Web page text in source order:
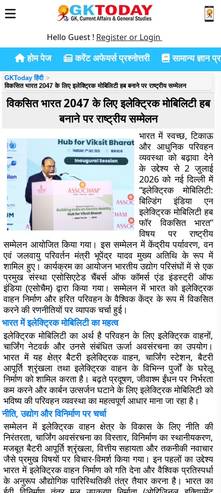
Hello Guest ! Register or Login
होम पेज करेंट अफेयर्स प्रश्नोत्तरी सामान्य ज्ञान
GKToday हिंदी
विकसित भारत 2047 के लिए इलेक्ट्रिक मोबिलिटी हब बनाने पर राष्ट्रीय सम्मेलन
विकसित भारत 2047 के लिए इलेक्ट्रिक मोबिलिटी हब
बनाने पर राष्ट्रीय सम्मेलन
भारत में स्वच्छ, टिकाऊ
और आधुनिक परिवहन
व्यवस्था को बढ़ावा देने
के उद्देश्य से 2 जुलाई
2026 को नई दिल्ली में
“इलेक्ट्रिक मोबिलिटी:
बिल्डिंग इंडिया एन
इलेक्ट्रिक मोबिलिटी हब
फॉर विकसित भारत”
विषय पर राष्ट्रीय
सम्मेलन आयोजित किया गया। इस सम्मेलन में केंद्रीय पर्यावरण, वन
एवं जलवायु परिवर्तन मंत्री भूपेंद्र यादव मुख्य अतिथि के रूप में
शामिल हुए। कार्यक्रम का आयोजन भारतीय उद्योग परिसंघों में से एक
प्रमुख संस्था एसोसिएटेड चैंबर्स ऑफ कॉमर्स एंड इंडस्ट्री ऑफ
इंडिया (एसोचैम) द्वारा किया गया। सम्मेलन में भारत को इलेक्ट्रिक
वाहन निर्माण और हरित परिवहन के वैश्विक केंद्र के रूप में विकसित
करने की रणनीतियों पर व्यापक चर्चा हुई।
भारत में इलेक्ट्रिक मोबिलिटी का महत्व
इलेक्ट्रिक मोबिलिटी का अर्थ है परिवहन के लिए इलेक्ट्रिक वाहनों,
चार्जिंग नेटवर्क और उनसे संबंधित ऊर्जा अवसंरचना का उपयोग।
भारत में यह क्षेत्र बैटरी इलेक्ट्रिक वाहन, चार्जिंग स्टेशन, बैटरी
आपूर्ति श्रृंखला तथा इलेक्ट्रिक वाहन के विभिन्न पुर्जों के घरेलू
निर्माण को शामिल करता है। बढ़ते प्रदूषण, जीवाश्म ईंधन पर निर्भरता
कम करने और कार्बन उत्सर्जन घटाने के लिए इलेक्ट्रिक मोबिलिटी को
भविष्य की परिवहन व्यवस्था का महत्वपूर्ण आधार माना जा रहा है।
नीति, उद्योग और विनिर्माण पर चर्चा
सम्मेलन में इलेक्ट्रिक वाहन क्षेत्र के विकास के लिए नीति की
निरंतरता, चार्जिंग अवसंरचना का विस्तार, विनिर्माण का स्थानीयकरण,
मजबूत बैटरी आपूर्ति श्रृंखला, वित्तीय सहायता और तकनीकी नवाचार
जैसे प्रमुख विषयों पर विचार-विमर्श किया गया। इन पहलों का उद्देश्य
भारत में इलेक्ट्रिक वाहन निर्माण को गति देना और वैश्विक प्रतिस्पर्धा
के अनुरूप औद्योगिक पारिस्थितिकी तंत्र तैयार करना है। भारत का